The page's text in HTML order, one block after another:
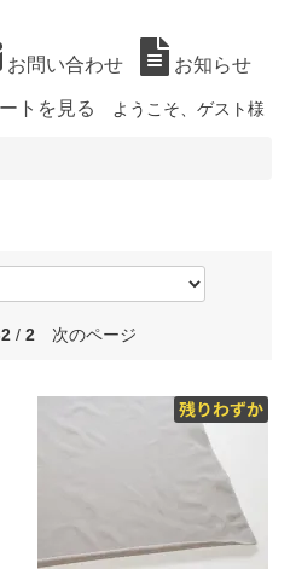
お問い合わせ お知らせ
トを見る ようこそ、ゲスト様
/ 2 次のページ